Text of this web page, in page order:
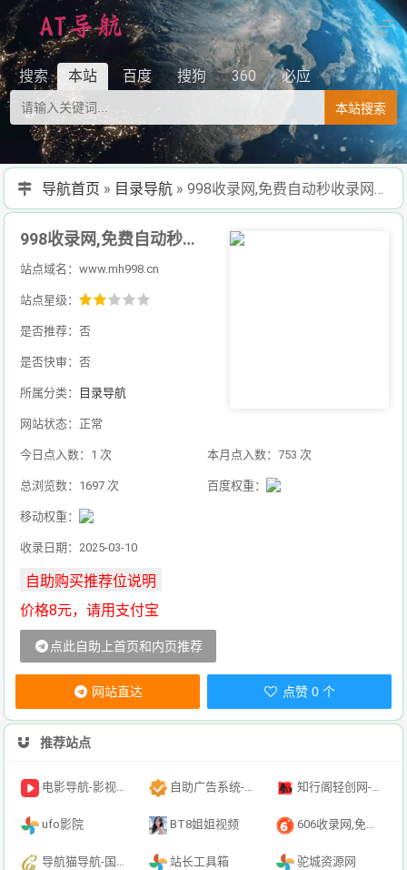
搜索 本站 百度 搜狗 360 必应
本站搜索
导航首页 » 目录导航» 998收录网,免费自动秒收录网址,提供自动收录,网站导航大全源码,自动链,友情链接交换。
998收录网,免费自动秒收录网址,提供自动收录,网站导航大全源码,自动链,友情链接交换。
站点域名：www.mh998.cn
站点星级：
是否推荐：否
是否快审：否
所属分类： 目录导航
网站状态：正常
今日点入数：1 次 本月点入数：753 次
总浏览数：1697 次 百度权重：
移动权重：
收录日期：2025-03-10
价格8元，请用支付宝
点此自助上首页和内页推荐
网站直达 点赞 0 个
推荐站点
电影导航-影视导航-电影搜索-影视搜索-电影站收录 自助广告系统-自助广告源码-自助投放广告插件 知行阁轻创网-分享网络赚钱项目-全网首发副业项目实操平台-副业创业项目网
ufo影院 BT8姐姐视频 606收录网,免费自动秒收录网址,提供自动收录,网站导航大全源码,自动链,友情链接交换。
导航猫导航-国内专业的技术资源网分类平台 站长工具箱 驼城资源网